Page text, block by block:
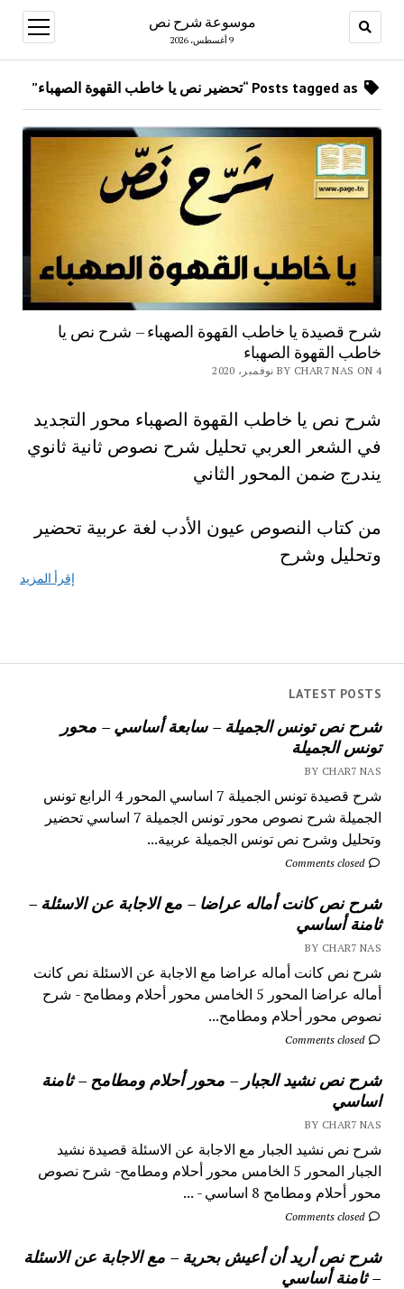
موسوعة شرح نص
9 أغسطس، 2026
open
menu
LATEST POSTS
شرح نص تونس الجميلة – سابعة أساسي – محور
تونس الجميلة
BY CHAR7 NAS
شرح قصيدة تونس الجميلة 7 اساسي المحور 4 الرابع تونس
الجميلة شرح نصوص محور تونس الجميلة 7 اساسي تحضير
وتحليل وشرح نص تونس الجميلة عربية...
Comments closed
شرح نص كانت أماله عراضا – مع الاجابة عن الاسئلة –
ثامنة أساسي
BY CHAR7 NAS
شرح نص كانت أماله عراضا مع الاجابة عن الاسئلة نص كانت
أماله عراضا المحور 5 الخامس محور أحلام ومطامح - شرح
نصوص محور أحلام ومطامح...
Comments closed
شرح نص نشيد الجبار – محور أحلام ومطامح – ثامنة
اساسي
BY CHAR7 NAS
شرح نص نشيد الجبار مع الاجابة عن الاسئلة قصيدة نشيد
الجبار المحور 5 الخامس محور أحلام ومطامح- شرح نصوص
محور أحلام ومطامح 8 اساسي - ...
Comments closed
شرح نص أريد أن أعيش بحرية – مع الاجابة عن الاسئلة
– ثامنة أساسي
شرح قصيدة يا خاطب القهوة الصهباء – شرح نص يا
خاطب القهوة الصهباء
BY CHAR7 NAS ON 4 نوفمبر، 2020
شرح نص يا خاطب القهوة الصهباء محور التجديد
في الشعر العربي تحليل شرح نصوص ثانية ثانوي
يندرج ضمن المحور الثاني
من كتاب النصوص عيون الأدب لغة عربية تحضير
وتحليل وشرح
إقرأ المزيد